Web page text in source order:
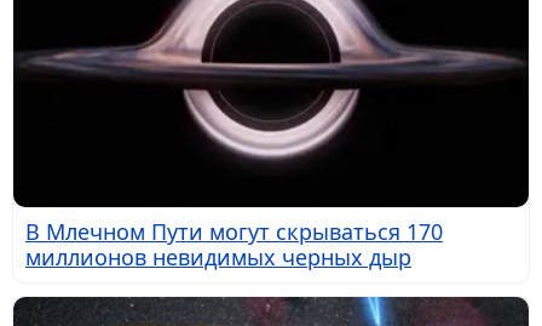
В Млечном Пути могут скрываться 170
миллионов невидимых черных дыр